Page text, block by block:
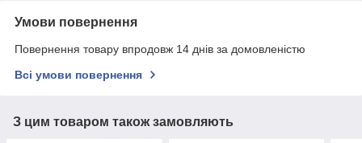
Умови повернення
Повернення товару впродовж 14 днів за домовленістю
Всі умови повернення
З цим товаром також замовляють